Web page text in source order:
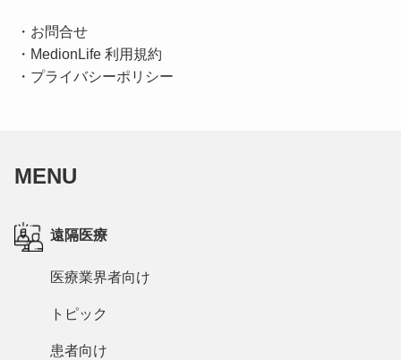
・ お問合せ
・ MedionLife 利用規約
・ プライバシーポリシー
MENU
遠隔医療
医療業界者向け
トピック
患者向け